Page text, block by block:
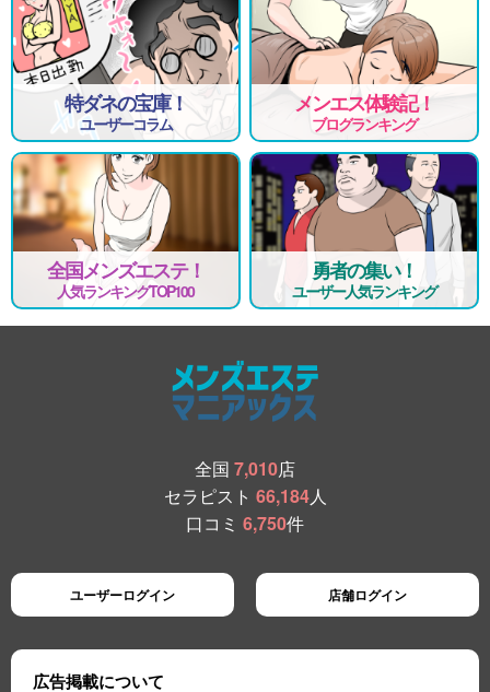
特ダネの宝庫！
ユーザーコラム
メンエス体験記！
ブログランキング
全国メンズエステ！
人気ランキングTOP100
勇者の集い！
ユーザー人気ランキング
全国 7,010店
セラピスト 66,184人
口コミ 6,750件
ユーザーログイン 店舗ログイン
広告掲載について